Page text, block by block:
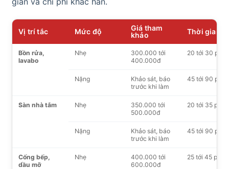
Vị trí tắc Mức độ
Giá tham
khảo
Thời gian
Bồn rửa,
lavabo
Nhẹ
300.000 tới
400.000đ
20 tới 30 phút
Nặng
Khảo sát, báo
trước khi làm
45 tới 90 phút
Sàn nhà tắm Nhẹ
350.000 tới
500.000đ
20 tới 35 phút
Nặng
Khảo sát, báo
trước khi làm
45 tới 90 phút
Cống bếp,
dầu mỡ
Nhẹ
400.000 tới
600.000đ
25 tới 45 phút